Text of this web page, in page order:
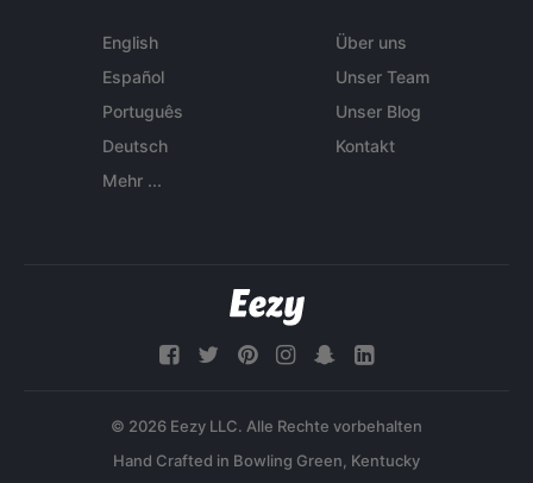
English
Español
Português
Deutsch
Mehr ...
Über uns
Unser Team
Unser Blog
Kontakt
© 2026 Eezy LLC. Alle Rechte vorbehalten